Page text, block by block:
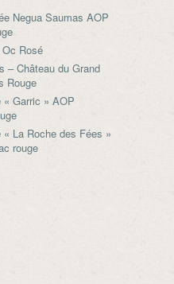
Negua Saumas AOP
Rosé
– Château du Grand
Rouge
« Garric » AOP
« La Roche des Fées »
rouge